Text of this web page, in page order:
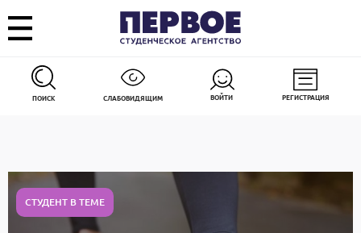
ПОИСК СЛАБОВИДЯЩИМ ВОЙТИ РЕГИСТРАЦИЯ
СТУДЕНТ В ТЕМЕ